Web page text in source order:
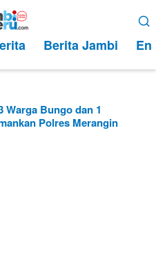
Berita Jambi
Warga Bungo dan 1
Polres Merangin